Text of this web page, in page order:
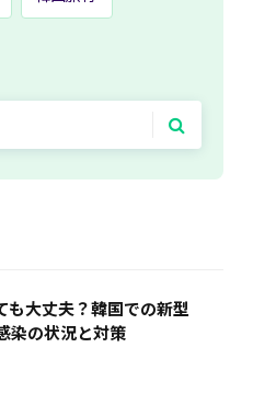
も大丈夫？韓国での新型
染の状況と対策